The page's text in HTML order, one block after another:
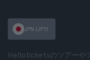
JPN (JPY)
Helloticketsのツアーや